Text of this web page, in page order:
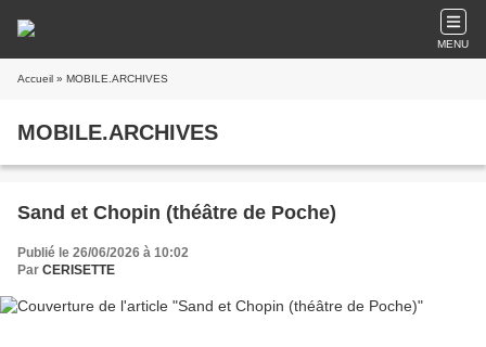
MENU
Accueil » MOBILE.ARCHIVES
MOBILE.ARCHIVES
Sand et Chopin (théâtre de Poche)
Publié le 26/06/2026 à 10:02
Par CERISETTE